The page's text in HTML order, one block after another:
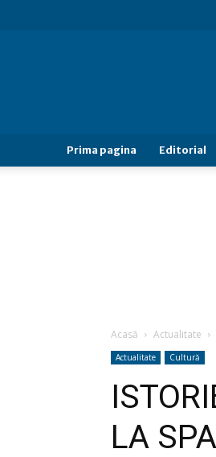
Prima pagina Editorial
Acasă Actualitate
Actualitate Cultură
LA